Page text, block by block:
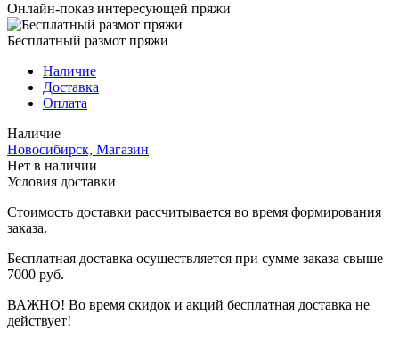
Онлайн-показ интересующей пряжи
Бесплатный размот пряжи
Наличие
Доставка
Оплата
Наличие
Новосибирск, Магазин
Нет в наличии
Условия доставки
Стоимость доставки рассчитывается во время формирования
заказа.
Бесплатная доставка осуществляется при сумме заказа свыше
7000 руб.
ВАЖНО! Во время скидок и акций бесплатная доставка не
действует!